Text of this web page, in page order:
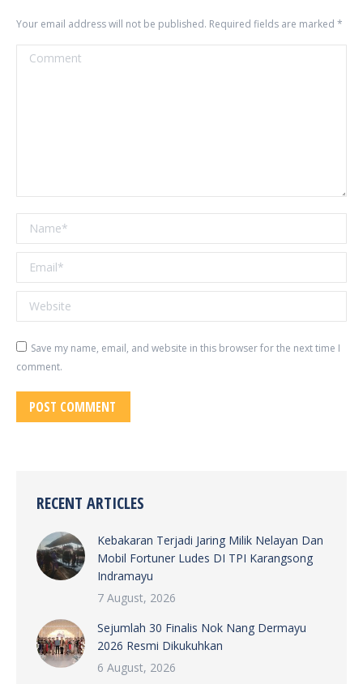
Your email address will not be published. Required fields are marked *
Comment
Name *
Email *
Website
Save my name, email, and website in this browser for the next time I
comment.
POST COMMENT
RECENT ARTICLES
Kebakaran Terjadi Jaring Milik Nelayan Dan
Mobil Fortuner Ludes DI TPI Karangsong
Indramayu
7 August, 2026
Sejumlah 30 Finalis Nok Nang Dermayu
2026 Resmi Dikukuhkan
6 August, 2026